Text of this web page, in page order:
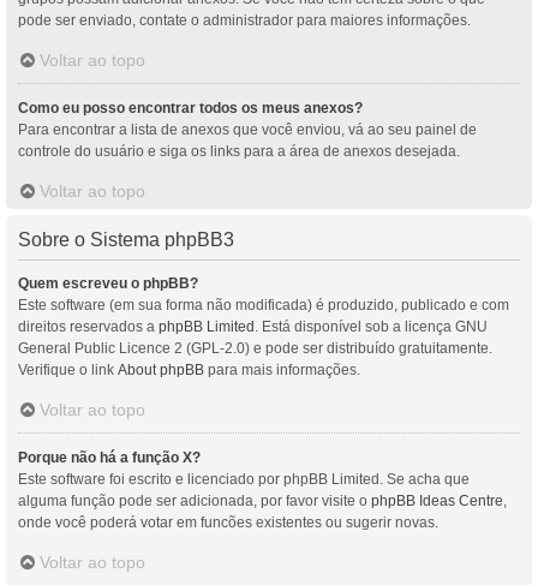
pode ser enviado, contate o administrador para maiores informações.
Voltar ao topo
Como eu posso encontrar todos os meus anexos?
Para encontrar a lista de anexos que você enviou, vá ao seu painel de
controle do usuário e siga os links para a área de anexos desejada.
Voltar ao topo
Sobre o Sistema phpBB3
Quem escreveu o phpBB?
Este software (em sua forma não modificada) é produzido, publicado e com
direitos reservados a phpBB Limited . Está disponível sob a licença GNU
General Public Licence 2 (GPL-2.0) e pode ser distribuído gratuitamente.
Verifique o link About phpBB para mais informações.
Voltar ao topo
Porque não há a função X?
Este software foi escrito e licenciado por phpBB Limited. Se acha que
alguma função pode ser adicionada, por favor visite o phpBB Ideas Centre,
onde você poderá votar em funcões existentes ou sugerir novas.
Voltar ao topo